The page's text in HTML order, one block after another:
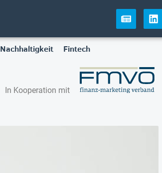
Nachhaltigkeit Fintech
In Kooperation mit